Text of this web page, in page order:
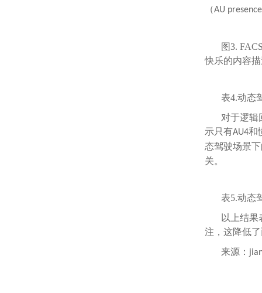
（AU presence
图3.
快乐的内容
表4.动态
对于逻辑
示只有AU4和
态驾驶场景
关。
表5.动态
以上结
注，这降低
来源：